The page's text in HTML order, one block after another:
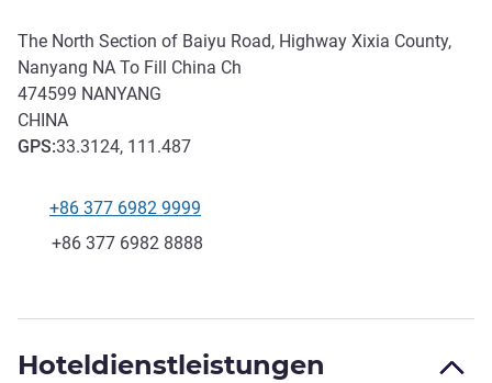
The North Section of Baiyu Road, Highway Xixia County,
Nanyang NA To Fill China Ch
474599 NANYANG
CHINA
GPS:33.3124, 111.487
+86 377 6982 9999
Fax
+86 377 6982 8888
Hoteldienstleistungen